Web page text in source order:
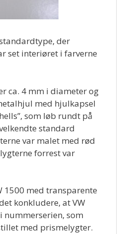
der
set interiøret i farverne
ca. 4 mm i diameter og
med hjulkapsel
som løb rundt på
standard
var malet med rød
forrest var
1500 med transparente
konkludere, at VW
nummerserien, som
med prismelygter.